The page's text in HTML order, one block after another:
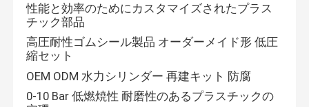
自動車用ゴム部品
定形密封リング
ゴム製の密封製品
性能と効率のためにカスタマイズされたプラス
チック部品
高圧耐性ゴムシール製品 オーダーメイド形 低圧
縮セット
OEM ODM 水力シリンダー 再建キット 防腐
0-10 Bar 低燃焼性 耐磨性のあるプラスチックの